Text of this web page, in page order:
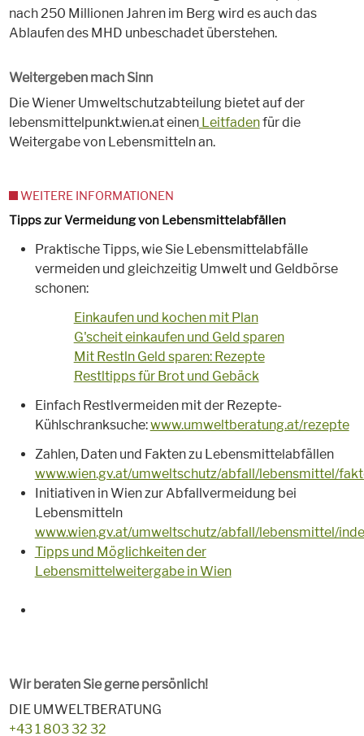
nach 250 Millionen Jahren im Berg wird es auch das
Ablaufen des MHD unbeschadet überstehen.
Weitergeben mach Sinn
Die Wiener Umweltschutzabteilung bietet auf der
lebensmittelpunkt.wien.at einenLeitfadenfür die
Weitergabe von Lebensmitteln an.
WEITERE INFORMATIONEN
Tipps zur Vermeidung von Lebensmittelabfällen
Praktische Tipps, wie Sie Lebensmittelabfälle
vermeiden und gleichzeitig Umwelt und Geldbörse
schonen:
Einkaufen und kochen mit Plan
G'scheit einkaufen und Geld sparen
Mit Restln Geld sparen: Rezepte
Restltipps für Brot und Gebäck
Einfach Restlvermeiden mit der Rezepte-
Kühlschranksuche:www.umweltberatung.at/rezepte
Zahlen, Daten und Fakten zu Lebensmittelabfällen
www.wien.gv.at/umweltschutz/abfall/lebensmittel/
Initiativen in Wien zur Abfallvermeidung bei
Lebensmitteln
www.wien.gv.at/umweltschutz/abfall/lebensmittel/
Tipps und Möglichkeiten der
Lebensmittelweitergabe in Wien
Wir beraten Sie gerne persönlich!
DIE UMWELTBERATUNG
+43 1 803 32 32